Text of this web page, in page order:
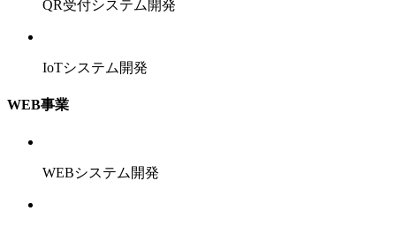
QR受付システム開発
IoTシステム開発
WEB事業
WEBシステム開発